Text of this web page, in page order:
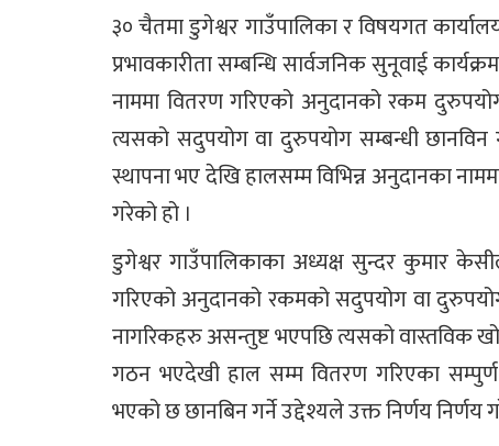
३० चैतमा डुगेश्वर गाउँपालिका र विषयगत
प्रभावकारीता सम्बन्धि सार्वजनिक सुनूवाई
नाममा वितरण गरिएको अनुदानको रकम दुरुपयोग
त्यसको सदुपयोग वा दुरुपयोग सम्बन्धी छानविन
स्थापना भए देखि हालसम्म विभिन्न अनुदानका
गरेको हो ।
डुगेश्वर गाउँपालिकाका अध्यक्ष सुन्दर कुमार
गरिएको अनुदानको रकमको सदुपयोग वा
नागरिकहरु असन्तुष्ट भएपछि त्यसको वास्तविक
गठन भएदेखी हाल सम्म वितरण गरिएका
भएको छ छानबिन गर्ने उद्देश्यले उक्त निर्णय निर्णय